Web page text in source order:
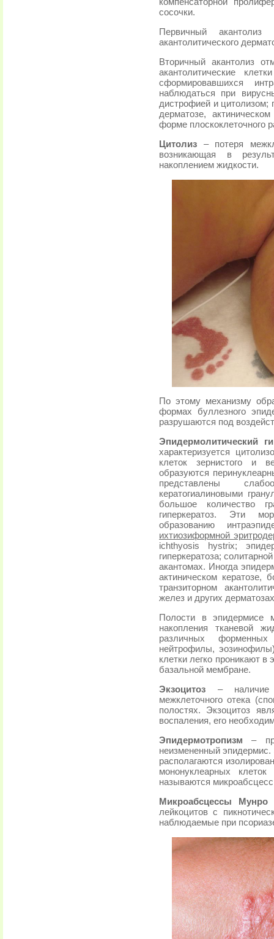
сосочки.
Первичный акантолиз
акантолитического
Вторичный акантолиз
акантолитические
сформировавшихся
наблюдаться при
дистрофией и цитолизом;
дерматозе,
форме плоскоклеточного
Цитолиз – потеря
возникающая в
накоплением жидкости.
По этому механизму
формах буллезного
разрушаются под
Эпидермолитический
характеризуется
клеток зернистого и
образуются
представлены
кератогиалиновыми
большое количество
гиперкератоз. Эти
образованию
ихтиозиформной
ichthyosis hystrix;
гиперкератоза;
акантомах. Иногда
актиническом кератозе,
транзиторном
желез и других
Полости в эпидермисе
накопления тканевой
различных
нейтрофилы,
клетки легко проникают
базальной мембране.
Экзоцитоз – наличие
межклеточного отека
полостях. Экзоцитоз
воспаления, его
Эпидермотропизм –
неизмененный
располагаются
мононуклеарных
называются
Микроабсцессы Мунро
лейкоцитов с
наблюдаемые при